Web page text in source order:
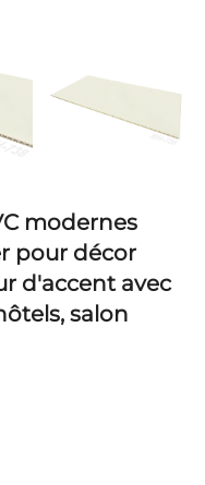
modernes
pour décor
d'accent avec
salon